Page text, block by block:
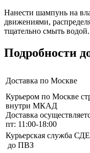
Нанести шампунь на
движениями,
тщательно смыть водой.
Подробности
Доставка по Москве
Курьером по Москве
внутри МКАД
Доставка
пт: 11:00-18:00
Курьерская служба
до ПВЗ